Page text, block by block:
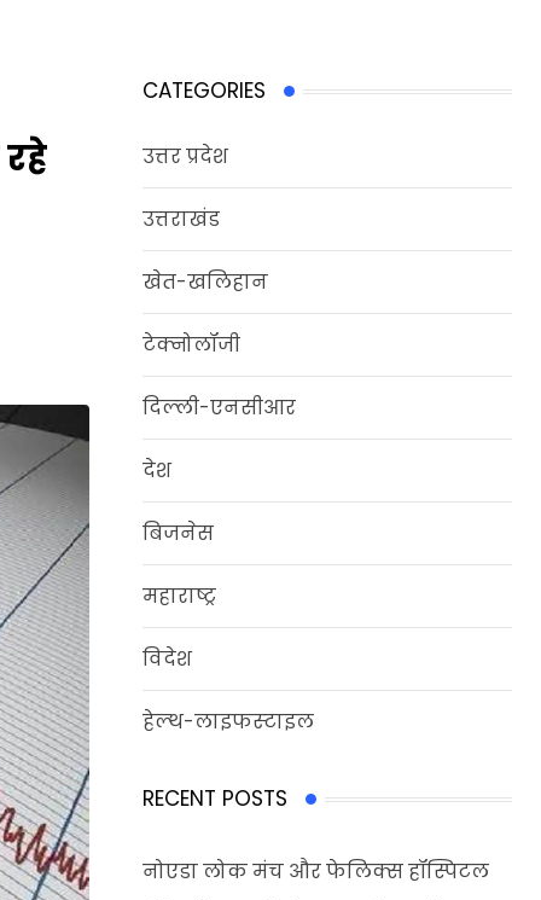
CATEGORIES
उत्तर प्रदेश
उत्तराखंड
खेत-खलिहान
टेक्नोलॉजी
दिल्‍ली-एनसीआर
देश
बिजनेस
महाराष्ट्र
विदेश
हेल्‍थ-लाइफस्‍टाइल
RECENT POSTS
नोएडा लोक मंच और फेलिक्स हॉस्पिटल